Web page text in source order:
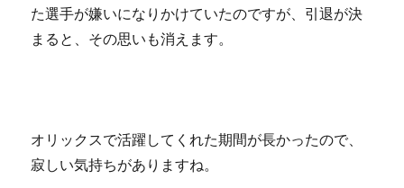
た選手が嫌いになりかけていたのですが、引退が決
まると、その思いも消えます。
オリックスで活躍してくれた期間が長かったので、
寂しい気持ちがありますね。